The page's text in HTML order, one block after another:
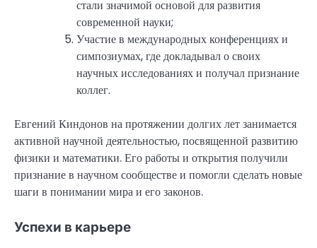
стали значимой основой для развития
современной науки;
Участие в международных конференциях и
симпозиумах, где докладывал о своих
научных исследованиях и получал признание
коллег.
Евгений Киндонов на протяжении долгих лет занимается
активной научной деятельностью, посвященной развитию
физики и математики. Его работы и открытия получили
признание в научном сообществе и помогли сделать новые
шаги в понимании мира и его законов.
Успехи в карьере